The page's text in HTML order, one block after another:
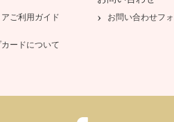
ご利用ガイド
ードについて
お問い合わせフ